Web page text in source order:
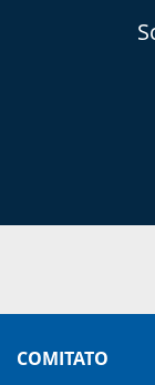
COMITATO